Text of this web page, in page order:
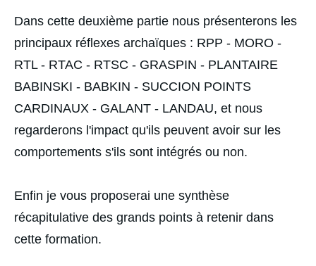
Dans cette deuxième partie nous présenterons les
principaux réflexes archaïques : RPP - MORO -
RTL - RTAC - RTSC - GRASPIN - PLANTAIRE
BABINSKI - BABKIN - SUCCION POINTS
CARDINAUX - GALANT - LANDAU, et nous
regarderons l'impact qu'ils peuvent avoir sur les
comportements s'ils sont intégrés ou non.
Enfin je vous proposerai une synthèse
récapitulative des grands points à retenir dans
cette formation.